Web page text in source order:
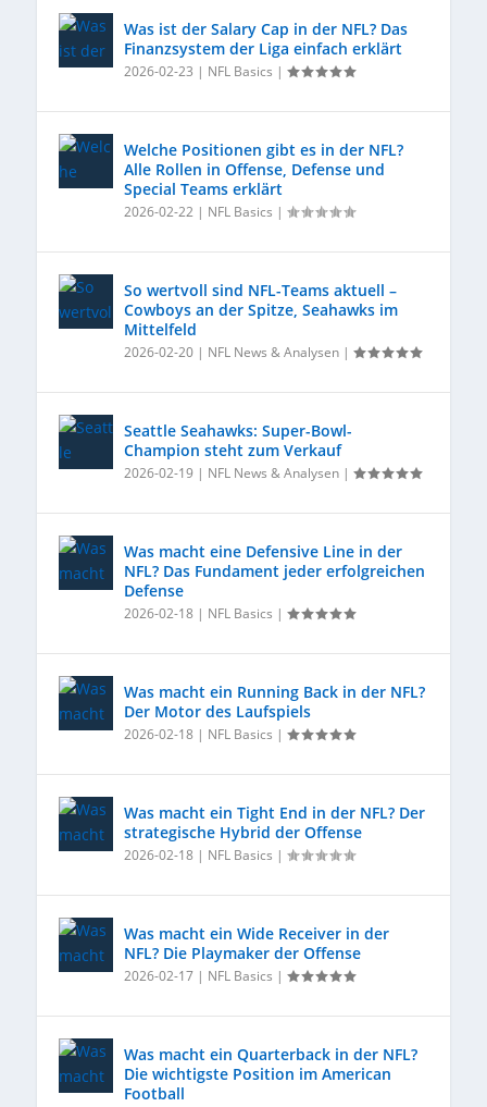
Was ist der Salary Cap in der NFL? Das
Finanzsystem der Liga einfach erklärt
2026-02-23 | NFL Basics |
Welche Positionen gibt es in der NFL?
Alle Rollen in Offense, Defense und
Special Teams erklärt
2026-02-22 | NFL Basics |
So wertvoll sind NFL-Teams aktuell –
Cowboys an der Spitze, Seahawks im
Mittelfeld
2026-02-20 | NFL News & Analysen |
Seattle Seahawks: Super-Bowl-
Champion steht zum Verkauf
2026-02-19 | NFL News & Analysen |
Was macht eine Defensive Line in der
NFL? Das Fundament jeder erfolgreichen
Defense
2026-02-18 | NFL Basics |
Was macht ein Running Back in der NFL?
Der Motor des Laufspiels
2026-02-18 | NFL Basics |
Was macht ein Tight End in der NFL? Der
strategische Hybrid der Offense
2026-02-18 | NFL Basics |
Was macht ein Wide Receiver in der
NFL? Die Playmaker der Offense
2026-02-17 | NFL Basics |
Was macht ein Quarterback in der NFL?
Die wichtigste Position im American
Football